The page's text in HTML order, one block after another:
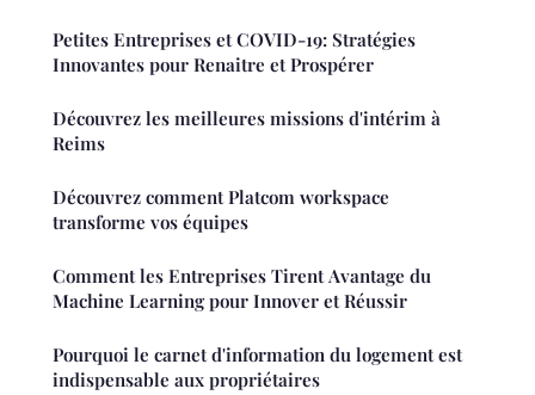
Petites Entreprises et COVID-19: Stratégies
Innovantes pour Renaitre et Prospérer
Découvrez les meilleures missions d'intérim à
Reims
Découvrez comment Platcom workspace
transforme vos équipes
Comment les Entreprises Tirent Avantage du
Machine Learning pour Innover et Réussir
Pourquoi le carnet d'information du logement est
indispensable aux propriétaires